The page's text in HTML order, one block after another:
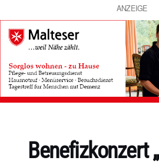
Zeitung
ANZEIGE
Kategorien
Benefizkonzert